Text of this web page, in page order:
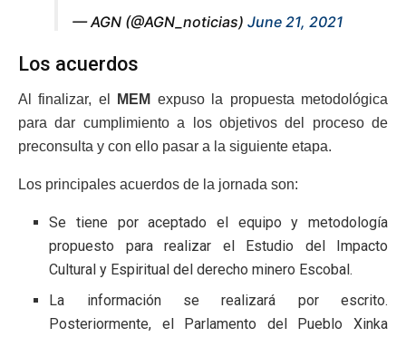
— AGN (@AGN_noticias) June 21, 2021
Los acuerdos
Al finalizar, el MEM expuso la propuesta metodológica
para dar cumplimiento a los objetivos del proceso de
preconsulta y con ello pasar a la siguiente etapa.
Los principales acuerdos de la jornada son:
Se tiene por aceptado el equipo y metodología
propuesto para realizar el Estudio del Impacto
Cultural y Espiritual del derecho minero Escobal.
La información se realizará por escrito.
Posteriormente, el Parlamento del Pueblo Xinka